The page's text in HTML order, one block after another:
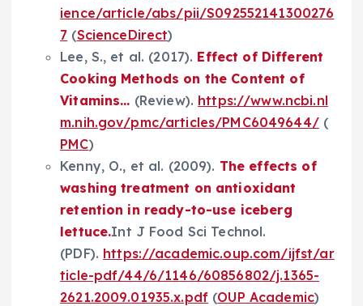
ience/article/abs/pii/S092552141300276
7 (ScienceDirect)
Lee, S., et al. (2017). Effect of Different
Cooking Methods on the Content of
Vitamins... (Review). https://www.ncbi.nl
m.nih.gov/pmc/articles/PMC6049644/(
PMC)
Kenny, O., et al. (2009). The effects of
washing treatment on antioxidant
retention in ready-to-use iceberg
lettuce.Int J Food Sci Technol.
(PDF). https://academic.oup.com/ijfst/ar
ticle-pdf/44/6/1146/60856802/j.1365-
2621.2009.01935.x.pdf (OUP Academic)